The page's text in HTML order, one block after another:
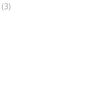
(3)